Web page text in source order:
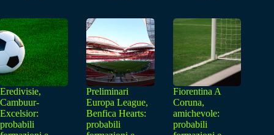
Eredivisie,
Cambuur-
Excelsior:
probabili
Preliminari
Europa League,
Benfica Hearts:
probabili
Fiorentina A
Coruna,
amichevole:
probabili